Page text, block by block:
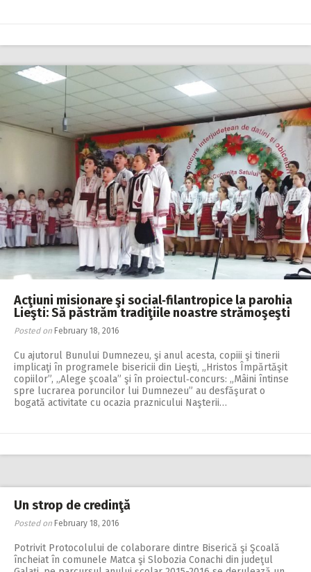
Acţiuni misionare şi social‑filantropice la parohia
Lieşti: Să păstrăm tradiţiile noastre strămoşeşti
Posted on February 18, 2016
Cu ajutorul Bunului Dumnezeu, şi anul acesta, copiii şi tinerii
implicaţi în programele bisericii din Lieşti, „Hristos Împărtăşit
copiilor”, „Alege şcoala” şi în proiectul‑concurs: „Mâini întinse
spre lucrarea poruncilor lui Dumnezeu” au desfăşurat o
bogată activitate cu ocazia praznicului Naşterii…
Un strop de credinţă
Posted on February 18, 2016
Potrivit Protocolului de colaborare dintre Biserică şi Şcoală
încheiat în comunele Matca şi Slobozia Conachi din judeţul